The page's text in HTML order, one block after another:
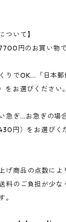
ついて】
円のお買い物
りでOK...「日本
をお選びください
急ぎ...お急ぎの
円）をお選びく
げ商品の点数に
料のご負担が少
。